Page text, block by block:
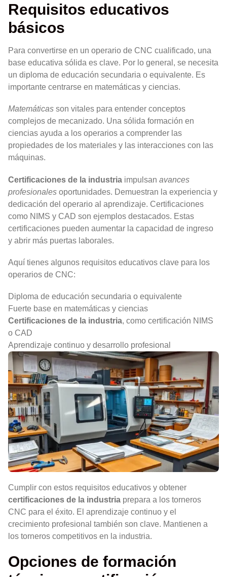
Requisitos educativos
básicos
Para convertirse en un operario de CNC cualificado, una
base educativa sólida es clave. Por lo general, se necesita
un diploma de educación secundaria o equivalente. Es
importante centrarse en matemáticas y ciencias.
Matemáticas son vitales para entender conceptos
complejos de mecanizado. Una sólida formación en
ciencias ayuda a los operarios a comprender las
propiedades de los materiales y las interacciones con las
máquinas.
Certificaciones de la industria impulsan avances
profesionales oportunidades. Demuestran la experiencia y
dedicación del operario al aprendizaje. Certificaciones
como NIMS y CAD son ejemplos destacados. Estas
certificaciones pueden aumentar la capacidad de ingreso
y abrir más puertas laborales.
Aquí tienes algunos requisitos educativos clave para los
operarios de CNC:
Diploma de educación secundaria o equivalente
Fuerte base en matemáticas y ciencias
Certificaciones de la industria, como certificación NIMS
o CAD
Aprendizaje continuo y desarrollo profesional
Cumplir con estos requisitos educativos y obtener
certificaciones de la industria prepara a los torneros
CNC para el éxito. El aprendizaje continuo y el
crecimiento profesional también son clave. Mantienen a
los torneros competitivos en la industria.
Opciones de formación